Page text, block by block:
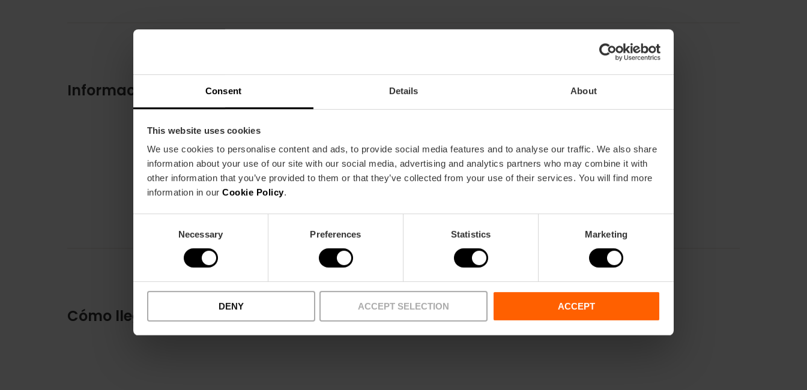
Consent Details About
This website uses cookies
We use cookies to personalise content and ads, to provide social media features and to analyse our traffic. We also share
information about your use of our site with our social media, advertising and analytics partners who may combine it with
other information that you’ve provided to them or that they’ve collected from your use of their services. You will find more
information in our Cookie Policy.
Necessary Preferences Statistics Marketing
DENY ACCEPT SELECTION ACCEPT
Información práctica
Tickets
Desde 17,76 €.
Cómo llegar